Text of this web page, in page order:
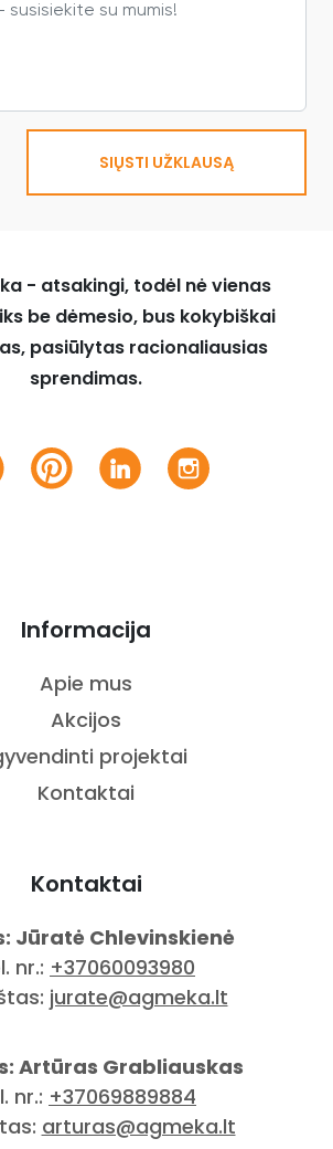
SIŲSTI UŽKLAUSĄ
- atsakingi, todėl nė vienas
be dėmesio, bus kokybiškai
pasiūlytas racionaliausias
sprendimas.
Informacija
Apie mus
Akcijos
projektai
Kontaktai
Kontaktai
Jūratė Chlevinskienė
nr.: +37060093980
jurate@agmeka.lt
Artūras Grabliauskas
nr.: +37069889884
arturas@agmeka.lt